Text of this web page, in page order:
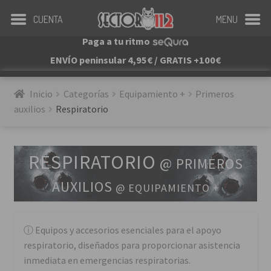
Paga a tu ritmo
ENVÍO peninsular 4,95€ / GRATIS +100€
Inicio Categorías Equipamiento +
Primeros
auxilios
Respiratorio
RESPIRATORIO @ PRIMEROS
AUXILIOS @ EQUIPAMIENTO +
Equipos y accesorios esenciales para el apoyo
respiratorio, diseñados para proporcionar asistencia
inmediata en emergencias respiratorias.
CUENTA MENU